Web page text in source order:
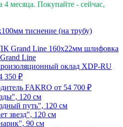
4 месяца. Покупайте - сейчас,
тиснение (на трубу)
Grand Line 160х22мм шлифовка
Grand Line
оклад XDP-RU
350 ₽
FAKRO от 54 700 ₽
120 см
путь", 120 см
звезд", 120 см
90 см